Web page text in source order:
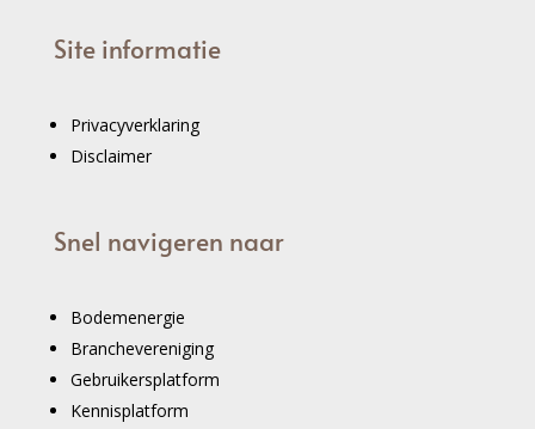
Site informatie
Privacyverklaring
Disclaimer
Snel navigeren naar
Bodemenergie
Branchevereniging
Gebruikersplatform
Kennisplatform